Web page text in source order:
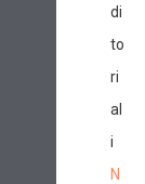
di
to
ri
al
i
N